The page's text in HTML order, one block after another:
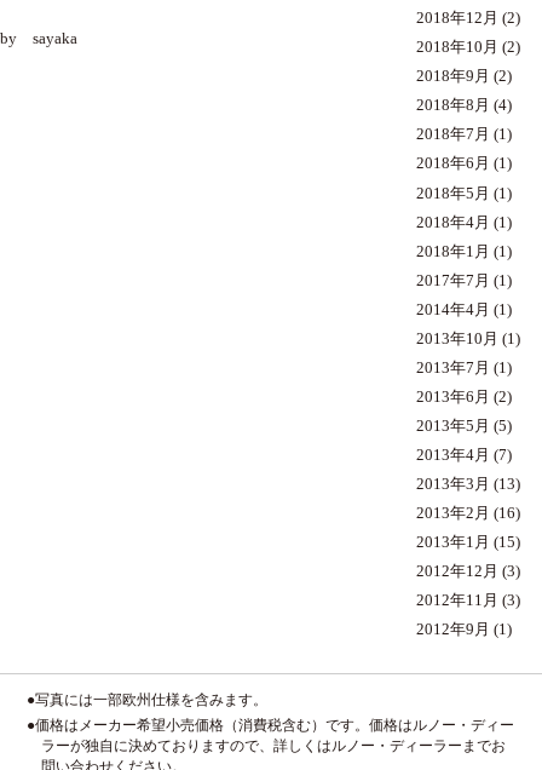
by sayaka
2018年12月 (2)
2018年10月 (2)
2018年9月 (2)
2018年8月 (4)
2018年7月 (1)
2018年6月 (1)
2018年5月 (1)
2018年4月 (1)
2018年1月 (1)
2017年7月 (1)
2014年4月 (1)
2013年10月 (1)
2013年7月 (1)
2013年6月 (2)
2013年5月 (5)
2013年4月 (7)
2013年3月 (13)
2013年2月 (16)
2013年1月 (15)
2012年12月 (3)
2012年11月 (3)
2012年9月 (1)
●写真には一部欧州仕様を含みます。
●価格はメーカー希望小売価格（消費税含む）です。価格はルノー・ディー
ラーが独自に決めておりますので、詳しくはルノー・ディーラーまでお
問い合わせください。